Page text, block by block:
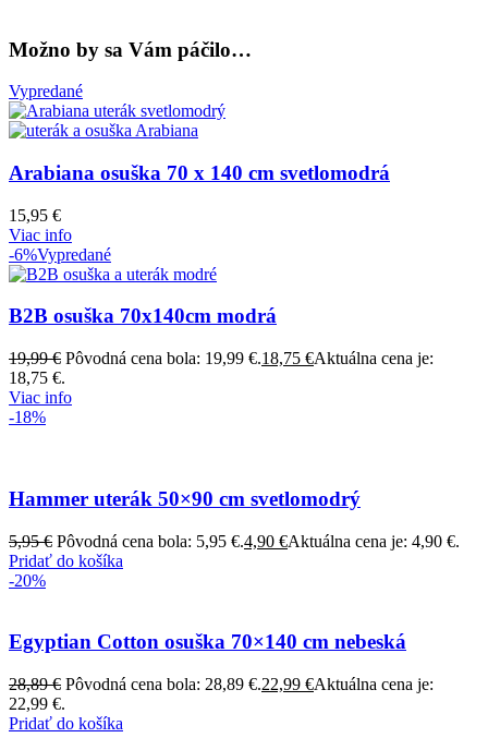
Možno by sa Vám páčilo…
Vypredané
Arabiana osuška 70 x 140 cm svetlomodrá
15,95 €
Viac info
-6%Vypredané
B2B osuška 70x140cm modrá
19,99€ Pôvodná cena bola: 19,99 €.18,75 €Aktuálna cena je:
18,75 €.
Viac info
-18%
Hammer uterák 50×90 cm svetlomodrý
5,95€ Pôvodná cena bola: 5,95 €.4,90 €Aktuálna cena je: 4,90 €.
Pridať do košíka
-20%
Egyptian Cotton osuška 70×140 cm nebeská
28,89€ Pôvodná cena bola: 28,89 €.22,99 €Aktuálna cena je:
22,99 €.
Pridať do košíka